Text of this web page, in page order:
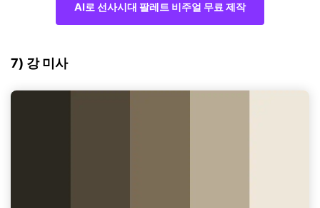
AI로 선사시대 팔레트 비주얼 무료 제작
7) 강 미사